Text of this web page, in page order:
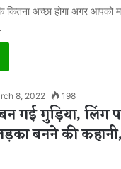
कितना अच्छा होगा अगर आपको
8, 2022 198
गई गुड़िया, लिंग
बनने की